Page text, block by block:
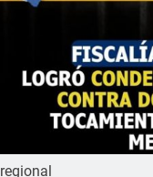
regional